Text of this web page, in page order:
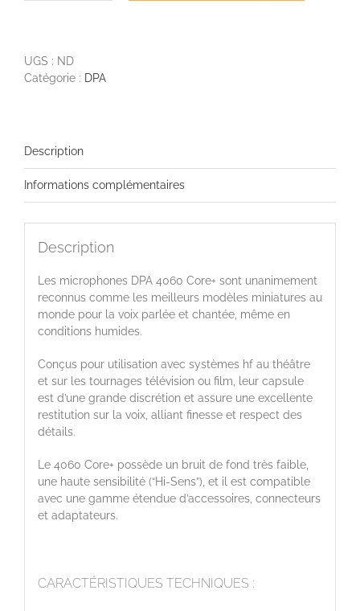
CORE+
UGS : ND
Catégorie : DPA
Description
Informations complémentaires
Description
Les microphones DPA 4060 Core+ sont unanimement
reconnus comme les meilleurs modèles miniatures au
monde pour la voix parlée et chantée, même en
conditions humides.
Conçus pour utilisation avec systèmes hf au théâtre
et sur les tournages télévision ou film, leur capsule
est d’une grande discrétion et assure une excellente
restitution sur la voix, alliant finesse et respect des
détails.
Le 4060 Core+ possède un bruit de fond très faible,
une haute sensibilité (“Hi-Sens”), et il est compatible
avec une gamme étendue d’accessoires, connecteurs
et adaptateurs.
CARACTÉRISTIQUES TECHNIQUES :